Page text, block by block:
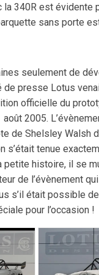
la 340R est évidente
sans porte
seulement de
de presse Lotus
officielle du
août 2005.
de Shelsley Walsh
s’était tenue
petite histoire, il se
de l’évènement
s’il était possible
pour l’occasion !